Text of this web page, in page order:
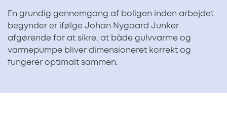
En grundig gennemgang af boligen inden arbejdet
begynder er ifølge Johan Nygaard Junker
afgørende for at sikre, at både gulvvarme og
varmepumpe bliver dimensioneret korrekt og
fungerer optimalt sammen.